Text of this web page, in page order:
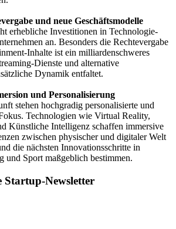
und neue Geschäftsmodelle
erhebliche Investitionen in Technologie-
an. Besonders die Rechtevergabe
Inhalte ist ein milliardenschweres
Dienste und alternative
Dynamik entfaltet.
und Personalisierung
stehen hochgradig personalisierte und
Technologien wie Virtual Reality,
Künstliche Intelligenz schaffen immersive
zwischen physischer und digitaler Welt
die nächsten Innovationsschritte in
und Sport maßgeblich bestimmen.
Startup-Newsletter